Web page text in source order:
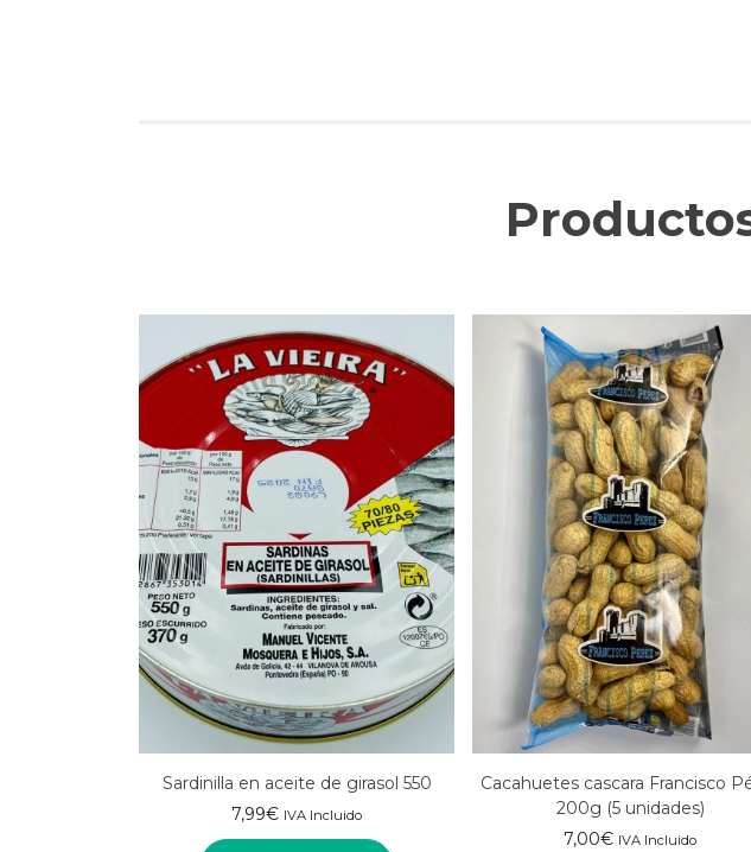
Sardinilla en aceite de girasol 550
7,99€ IVA Incluido
Cacahuetes cascara Francisco
200g (5 unidades)
7,00€ IVA Incluido